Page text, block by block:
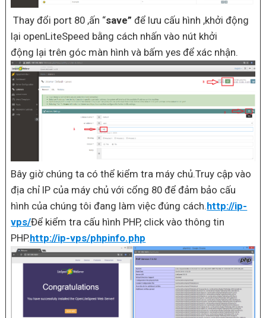
Thay đổi port 80 ,ấn “save”để lưu cấu hình ,khởi động
lại openLiteSpeed bằng cách nhấn vào nút khởi
động lại trên góc màn hình và bấm yes để xác nhận.
Bây giờ chúng ta có thể kiểm tra máy chủ.Truy cập vào
địa chỉ IP của máy chủ với cổng 80 để đảm bảo cấu
hình của chúng tôi đang làm việc đúng cách.http://ip-
vps/Để kiểm tra cấu hình PHP, click vào thông tin
PHP.http://ip-vps/phpinfo.php